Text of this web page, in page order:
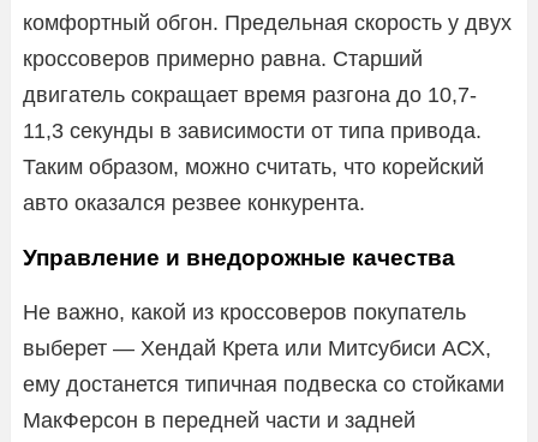
комфортный обгон. Предельная скорость у двух
кроссоверов примерно равна. Старший
двигатель сокращает время разгона до 10,7-
11,3 секунды в зависимости от типа привода.
Таким образом, можно считать, что корейский
авто оказался резвее конкурента.
Управление и внедорожные качества
Не важно, какой из кроссоверов покупатель
выберет — Хендай Крета или Митсубиси АСХ,
ему достанется типичная подвеска со стойками
МакФерсон в передней части и задней